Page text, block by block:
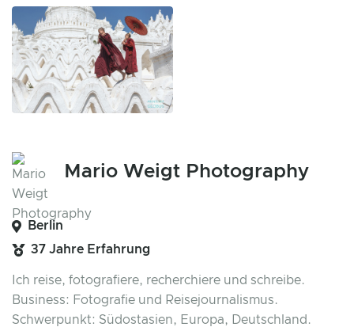
Mario Weigt Photography
Berlin
37 Jahre Erfahrung
Ich reise, fotografiere, recherchiere und schreibe.
Business: Fotografie und Reisejournalismus.
Schwerpunkt: Südostasien, Europa, Deutschland.